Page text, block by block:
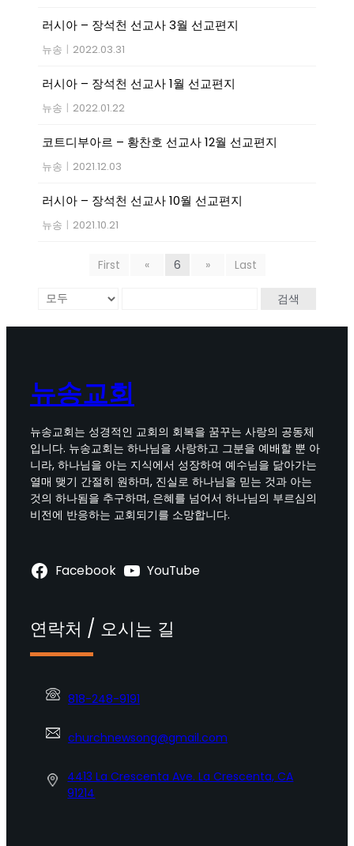
러시아 – 장석천 선교사 3월 선교편지
뉴송 | 2022.03.31
러시아 – 장석천 선교사 1월 선교편지
뉴송 | 2022.01.22
코트디부아르 – 황찬호 선교사 12월 선교편지
뉴송 | 2021.12.03
러시아 – 장석천 선교사 10월 선교편지
뉴송 | 2021.10.21
First « 6 » Last
검색
뉴송교회
뉴송교회는 성경적인 교회의 회복을 꿈꾸는 사랑의 공동체
입니다. 뉴송교회는 하나님을 사랑하고 그분을 예배할 뿐 아
니라, 하나님을 아는 지식에서 성장하여 예수님을 닮아가는
열매 맺기 간절히 원하며, 진실로 하나님을 믿는 것과 아는
것의 하나됨을 추구하며, 은혜를 넘어서 하나님의 부르심의
비전에 반응하는 교회되기를 소망합니다.
Facebook YouTube
연락처 / 오시는 길
818-248-9191
churchnewsong@gmail.com
4413 La Crescenta Ave. La Crescenta, CA
91214